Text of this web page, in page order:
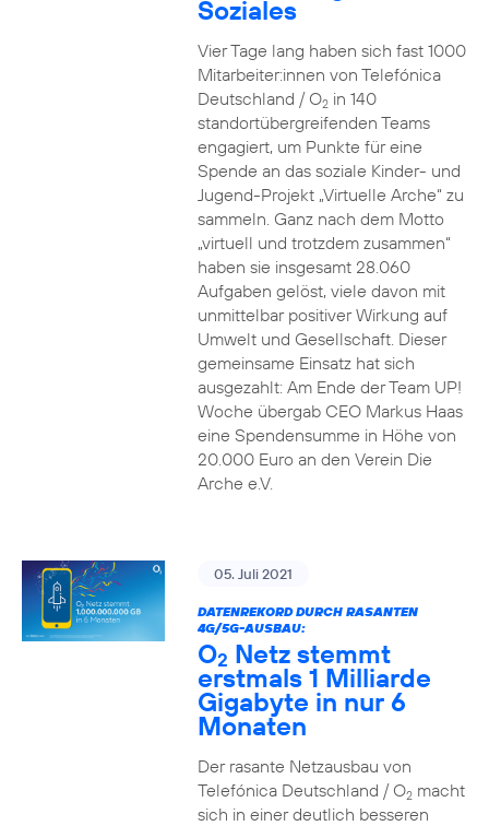
Soziales
Vier Tage lang haben sich fast 1000
Mitarbeiter:innen von Telefónica
Deutschland / O2in 140
standortübergreifenden Teams
engagiert, um Punkte für eine
Spende an das soziale Kinder- und
Jugend-Projekt „Virtuelle Arche“ zu
sammeln. Ganz nach dem Motto
„virtuell und trotzdem zusammen“
haben sie insgesamt 28.060
Aufgaben gelöst, viele davon mit
unmittelbar positiver Wirkung auf
Umwelt und Gesellschaft. Dieser
gemeinsame Einsatz hat sich
ausgezahlt: Am Ende der Team UP!
Woche übergab CEO Markus Haas
eine Spendensumme in Höhe von
20.000 Euro an den Verein Die
Arche e.V.
05. Juli 2021
DATENREKORD DURCH RASANTEN
4G/5G-AUSBAU:
O2 Netz stemmt
erstmals 1 Milliarde
Gigabyte in nur 6
Monaten
Der rasante Netzausbau von
Telefónica Deutschland / O2macht
sich in einer deutlich besseren